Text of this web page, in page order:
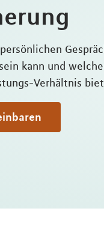
kann und
Verhältnis